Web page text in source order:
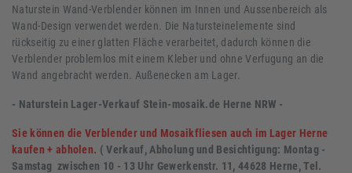
Naturstein Wand-Verblender können im Innen und Aussenbereich als
Wand-Design verwendet werden. Die Natursteinelemente sind
rückseitig zu einer glatten Fläche verarbeitet, dadurch können die
Verblender problemlos mit einem Kleber und ohne Verfugung an die
Wand angebracht werden. Außenecken am Lager.
- Naturstein Lager-Verkauf Stein-mosaik.de Herne NRW -
Sie können die Verblender und Mosaikfliesen auch im Lager Herne
kaufen + abholen. ( Verkauf, Abholung und Besichtigung: Montag -
Samstag zwischen 10 - 13 Uhr Gewerkenstr. 11, 44628 Herne, Tel.